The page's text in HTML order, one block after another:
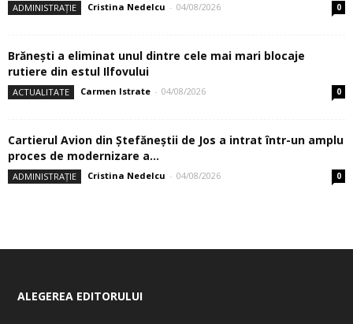
ADMINISTRAȚIE Cristina Nedelcu - 04/08/2026 0
Brănești a eliminat unul dintre cele mai mari blocaje
rutiere din estul Ilfovului
ACTUALITATE Carmen Istrate - 04/08/2026 0
Cartierul Avion din Ştefăneştii de Jos a intrat într-un amplu
proces de modernizare a...
ADMINISTRAȚIE Cristina Nedelcu - 04/08/2026 0
ALEGEREA EDITORULUI